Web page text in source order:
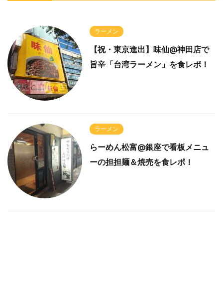
ラーメン
【祝・東京進出】味仙@神田店で
旨辛「台湾ラーメン」を食レポ！
ラーメン
らーめん松富@銀座で看板メニュ
ーの担担麺＆焼売を食レポ！